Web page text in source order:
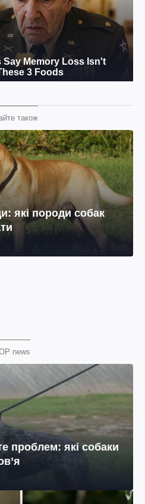
також
які породи собак
news
проблем: які собаки